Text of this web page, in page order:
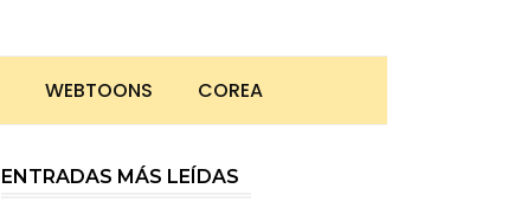
WEBTOONS COREA
ENTRADAS MÁS LEÍDAS